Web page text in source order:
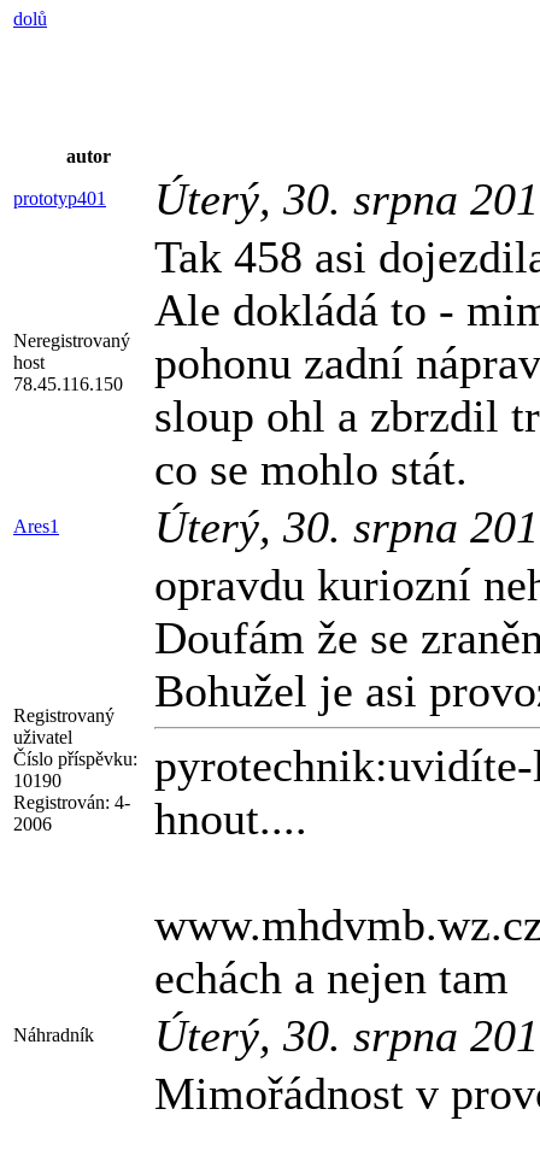
dolů
autor
prototyp401 Úterý, 30. srpna
Neregistrovaný
host
78.45.116.150
Tak 458 asi
Ale dokládá to -
pohonu zadní
sloup ohl a zbrzdil
co se mohlo stát.
Ares1 Úterý, 30. srpna
Registrovaný
uživatel
Číslo příspěvku:
10190
Registrován: 4-
2006
opravdu kuriozní
Doufám že se
Bohužel je asi
pyrotechnik:uvidíte-
hnout....
echách a nejen tam
Náhradník Úterý, 30. srpna
Mimořádnost v